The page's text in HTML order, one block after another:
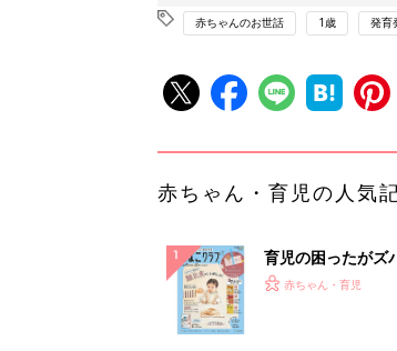
赤ちゃんのお世話 1歳 発育
赤ちゃん・育児の人気
育児の困ったがズ
『ひよこクラブ
赤ちゃん・育児